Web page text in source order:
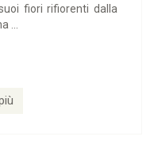
fiori rifiorenti dalla
...